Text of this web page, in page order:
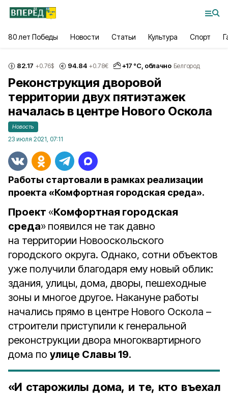
80 лет Победы Новости Статьи Культура Спорт
82.17 +0.76$ 94.84 +0.78€ +17 °С, облачно Белгород
Реконструкция дворовой
территории двух пятиэтажек
началась в центре Нового Оскола
Новость
23 июля 2021, 07:11
Работы стартовали в рамках реализации
проекта «Комфортная городская среда».
Проект «Комфортная городская
среда» появился не так давно
на территории Новооскольского
городского округа. Однако, сотни объектов
уже получили благодаря ему новый облик:
здания, улицы, дома, дворы, пешеходные
зоны и многое другое. Накануне работы
начались прямо в центре Нового Оскола –
строители приступили к генеральной
реконструкции двора многоквартирного
дома по улице Славы 19.
«И старожилы дома, и те, кто въехал